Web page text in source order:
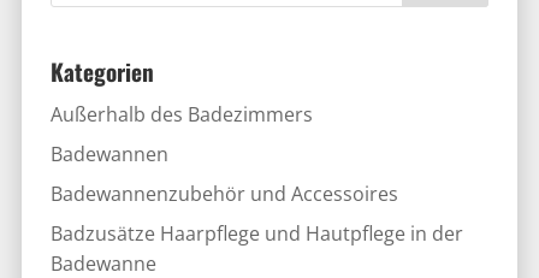
Kategorien
Außerhalb des Badezimmers
Badewannen
Badewannenzubehör und Accessoires
Badzusätze Haarpflege und Hautpflege in der
Badewanne